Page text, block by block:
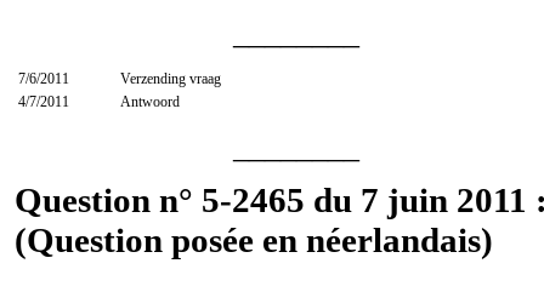
7/6/2011
Verzending vraag
4/7/2011
Antwoord
Question n° 5-2465 du 7 juin 2011
(Question posée en néerlandais)